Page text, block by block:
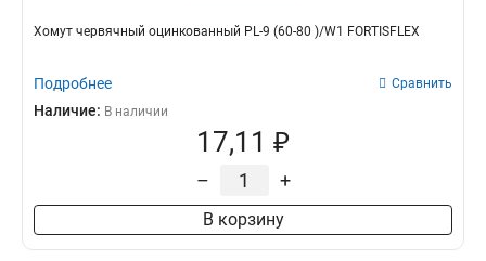
Хомут червячный оцинкованный PL-9 (60-80 )/W1 FORTISFLEX
Подробнее Сравнить
Наличие: В наличии
17,11 ₽
– +
В корзину